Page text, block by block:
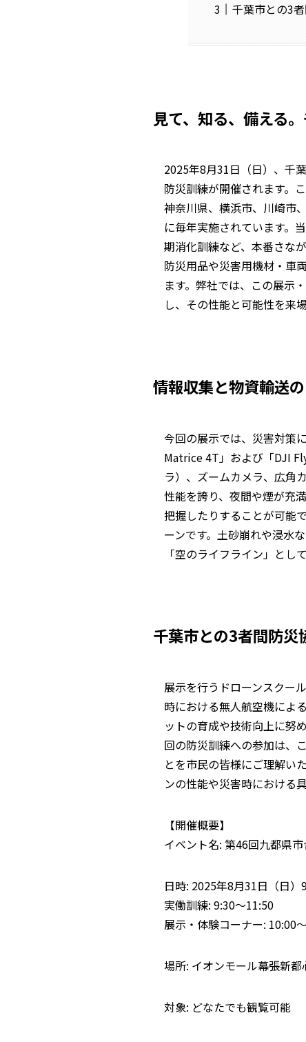
千葉市との3
見て、知る、備える
2025年8月31日（日）、千
防災訓練が開催されます。
神奈川県、横浜市、川崎市
に毎年実施されています。
期消化訓練など、本番さな
防災用品や災害用機材・車
ます。弊社では、この展示
し、その性能と可能性を来
情報収集と物資輸送
今回の展示では、災害対策
Matrice 4T」および「DJI
ラ）、ズームカメラ、広角
性能を誇り、夜間や煙が充
把握したりすることが可能
ーンです。土砂崩れや浸水
「空のライフライン」とし
千葉市との3者間防災
展示を行うドローンスクー
時における無人航空機によ
ットの育成や技術向上に努
回の防災訓練への参加は、
とを市民の皆様にご理解い
ンの性能や災害時における
【開催概要】
イベント名: 第46回九都県
日時: 2025年8月31日（日）
実働訓練: 9:30～11:50
展示・体験コーナー: 10:00
場所: イオンモール幕張新
対象: どなたでも観覧可能